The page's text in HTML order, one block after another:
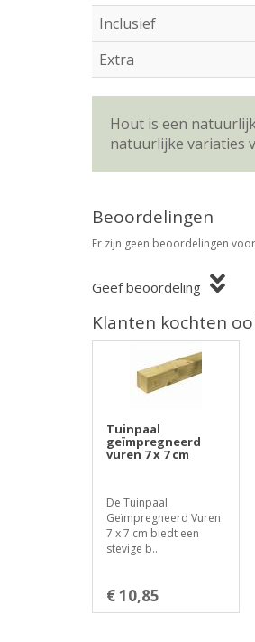
Inclusief
Extra
Hout is een
natuurlijke variaties
Beoordelingen
Er zijn geen beoordelingen
Geef beoordeling
Klanten kochten
Tuinpaal
geïmpregneerd
vuren 7 x 7 cm
De Tuinpaal
Geïmpregneerd Vuren
7 x 7 cm biedt een
stevige b..
€ 10,85